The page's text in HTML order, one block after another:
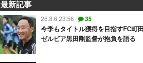
最新記事
26.8.6 23:56 35
今季もタイトル獲得を目指すFC町田
ゼルビア黒田剛監督が抱負を語る